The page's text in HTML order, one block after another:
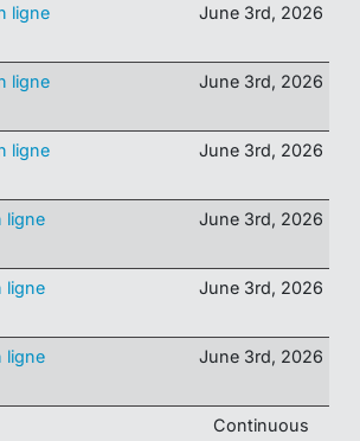
ligne
June 3rd, 2026
ligne June 3rd, 2026
ligne June 3rd, 2026
ligne June 3rd, 2026
ligne June 3rd, 2026
ligne June 3rd, 2026
Continuous